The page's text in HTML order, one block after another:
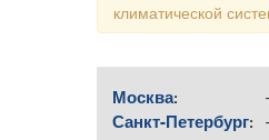
климатической
Москва:
Санкт-Петербург: